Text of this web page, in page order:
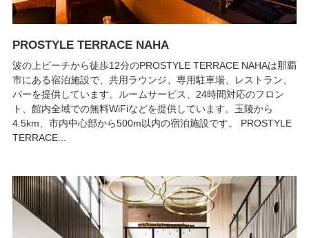
PROSTYLE TERRACE NAHA
波の上ビーチから徒歩12分のPROSTYLE TERRACE NAHAは那覇
市にある宿泊施設で、共用ラウンジ、専用駐車場、レストラン、
バーを提供しています。ルームサービス、24時間対応のフロン
ト、館内全域での無料WiFiなどを提供しています。玉陵から
4.5km、市内中心部から500m以内の宿泊施設です。 PROSTYLE
TERRACE...